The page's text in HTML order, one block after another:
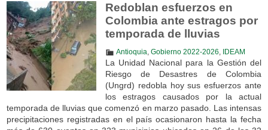
Redoblan esfuerzos en
Colombia ante estragos por
temporada de lluvias
Antioquia Gobierno 2022-2026 IDEAM
La Unidad Nacional para la Gestión del
Riesgo de Desastres de Colombia
(Ungrd) redobla hoy sus esfuerzos ante
los estragos causados por la actual
temporada de lluvias que comenzó en marzo pasado. Las intensas
precipitaciones registradas en el país ocasionaron hasta la fecha